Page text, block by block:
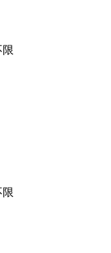
限
限